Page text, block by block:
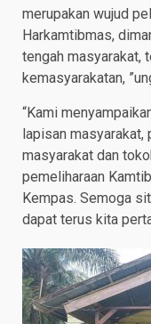
merupakan wujud
Harkamtibmas,
tengah masyarakat,
kemasyarakatan,
“Kami
lapisan masyarakat,
masyarakat dan
pemeliharaan
Kempas. Semoga
dapat terus kita